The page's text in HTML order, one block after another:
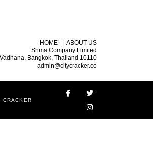
HOME | ABOUT US
Shma Company Limited
Bangkok, Thailand 10110
admin@citycracker.co
CRACKER